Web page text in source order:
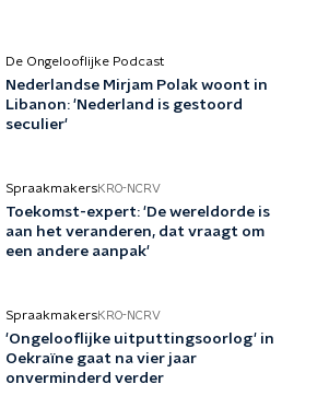
De Ongelooflijke Podcast
Nederlandse Mirjam Polak woont in
Libanon: 'Nederland is gestoord
seculier'
SpraakmakersKRO-NCRV
Toekomst-expert: 'De wereldorde is
aan het veranderen, dat vraagt om
een andere aanpak'
SpraakmakersKRO-NCRV
'Ongelooflijke uitputtingsoorlog' in
Oekraïne gaat na vier jaar
onverminderd verder